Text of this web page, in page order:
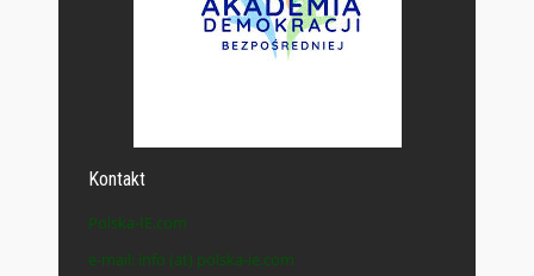
Kontakt
Polska-IE.com
e-mail: info (at) polska-ie.com